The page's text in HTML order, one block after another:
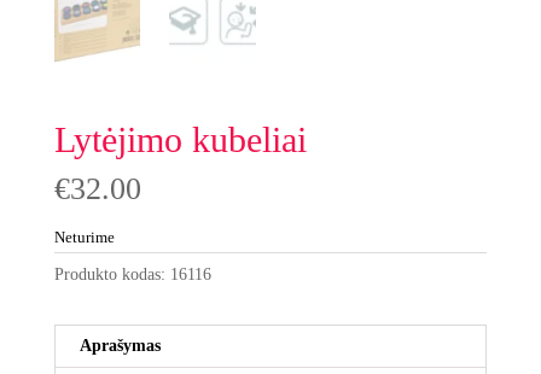
Lytėjimo kubeliai
€32.00
Neturime
Produkto kodas: 16116
Aprašymas